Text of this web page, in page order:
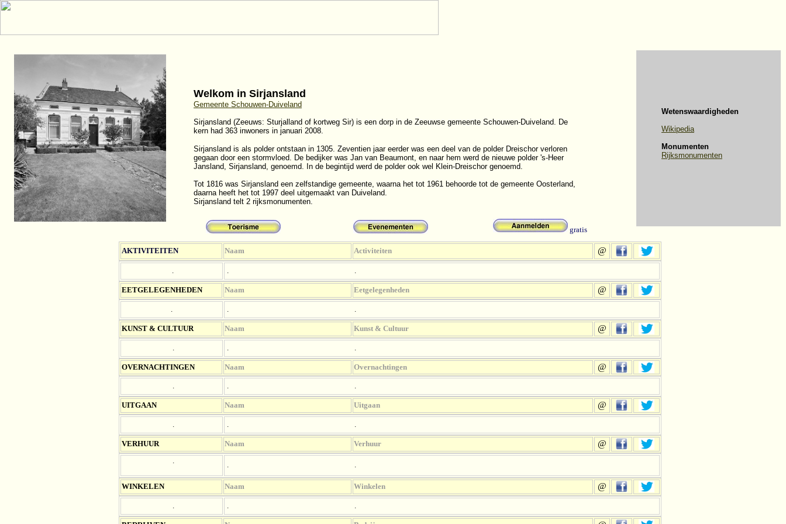
Welkom in Sirjansland
Gemeente Schouwen-Duiveland
Sirjansland (Zeeuws: Sturjalland of kortweg Sir) is een dorp in de Zeeuwse gemeente Schouwen-Duiveland. De
kern had 363 inwoners in januari 2008.
Sirjansland is als polder ontstaan in 1305. Zeventien jaar eerder was een deel van de polder Dreischor verloren
gegaan door een stormvloed. De bedijker was Jan van Beaumont, en naar hem werd de nieuwe polder 's-Heer
Jansland, Sirjansland, genoemd. In de begintijd werd de polder ook wel Klein-Dreischor genoemd.
Tot 1816 was Sirjansland een zelfstandige gemeente, waarna het tot 1961 behoorde tot de gemeente Oosterland,
daarna heeft het tot 1997 deel uitgemaakt van Duiveland.
Sirjansland telt 2 rijksmonumenten.
gratis
Wetenswaardigheden
Wikipedia
Monumenten
Rijksmonumenten
AKTIVITEITEN Naam Activiteiten @
. . .
EETGELEGENHEDEN Naam Eetgelegenheden @
. . .
KUNST & CULTUUR Naam Kunst & Cultuur @
. . .
OVERNACHTINGEN Naam Overnachtingen @
. . .
UITGAAN Naam Uitgaan @
. . .
VERHUUR Naam Verhuur @
. . .
WINKELEN Naam Winkelen @
. . .